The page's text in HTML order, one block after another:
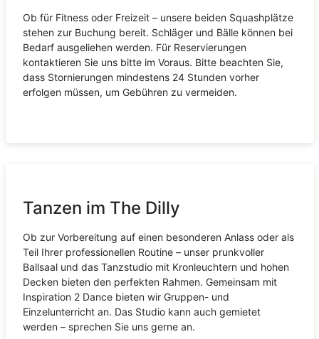
Ob für Fitness oder Freizeit – unsere beiden Squashplätze
stehen zur Buchung bereit. Schläger und Bälle können bei
Bedarf ausgeliehen werden. Für Reservierungen
kontaktieren Sie uns bitte im Voraus. Bitte beachten Sie,
dass Stornierungen mindestens 24 Stunden vorher
erfolgen müssen, um Gebühren zu vermeiden.
Tanzen im The Dilly
Ob zur Vorbereitung auf einen besonderen Anlass oder als
Teil Ihrer professionellen Routine – unser prunkvoller
Ballsaal und das Tanzstudio mit Kronleuchtern und hohen
Decken bieten den perfekten Rahmen. Gemeinsam mit
Inspiration 2 Dance bieten wir Gruppen- und
Einzelunterricht an. Das Studio kann auch gemietet
werden – sprechen Sie uns gerne an.